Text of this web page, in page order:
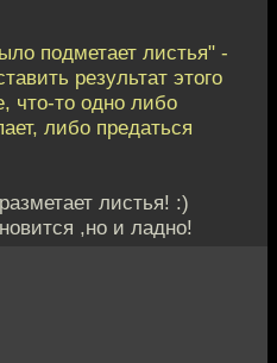
подметает листья" -
результат этого
что-то одно либо
либо предаться
листья! :)
,но и ладно!